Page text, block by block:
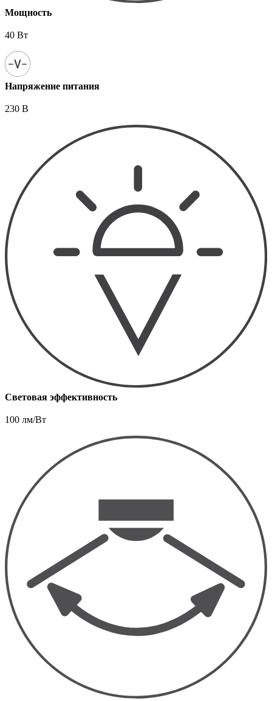
Мощность
40 Вт
Напряжение питания
230 В
Световая эффективность
100 лм/Вт